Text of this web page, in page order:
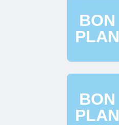
BON
PLAN
BON
PLAN